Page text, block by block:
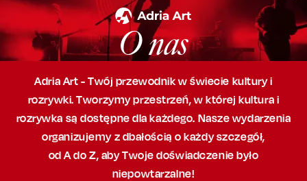
O nas
Adria Art - Twój przewodnik w świecie kultury i
rozrywki. Tworzymy przestrzeń,w której kultura i
rozrywka są dostępne dla każdego. Nasze wydarzenia
organizujemy z dbałością o każdy szczegół,
od A do Z, abyTwoje doświadczenie było
niepowtarzalne!